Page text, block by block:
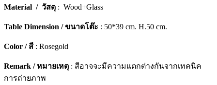
Material / วัสดุ : Wood+Glass
Table Dimension / ขนาดโต๊ะ : 50*39 cm. H.50 cm.
Color / สี : Rosegold
Remark / หมายเหตุ : สีอาจจะมีความแตกต่างกันจากเทคนิค
การถ่ายภาพ